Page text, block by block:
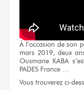
À l’occasion de son
mars 2019, deux
Ousmane KABA
PADES France …
Vous trouverez ci-